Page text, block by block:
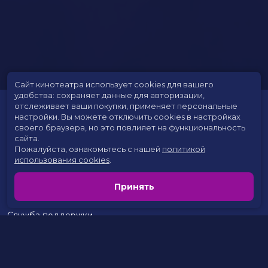
Расписание
Скоро в кино
Новости и акции
Служба поддержки
Сайт кинотеатра использует cookies для вашего
удобства: сохраняет данные для авторизации,
отслеживает ваши покупки, применяет персональные
настройки. Вы можете отключить cookies в настройках
своего браузера, но это повлияет на функциональность
сайта.
Пожалуйста, ознакомьтесь с нашей политикой
использования cookies
Принять